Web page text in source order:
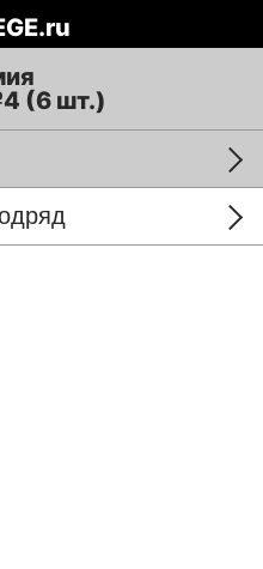
(6 шт.)